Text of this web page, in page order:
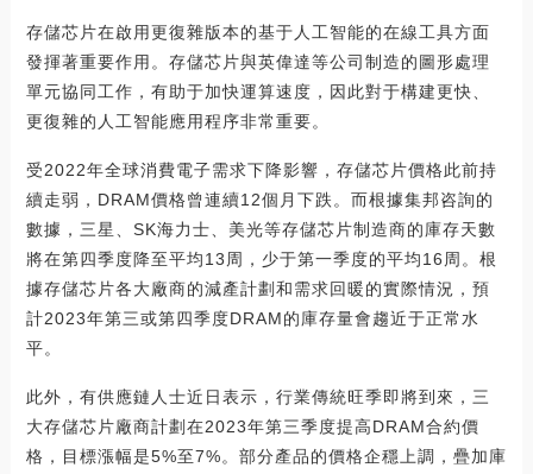
存儲芯片在啟用更復雜版本的基于人工智能的在線工具方面
發揮著重要作用。存儲芯片與英偉達等公司制造的圖形處理
單元協同工作，有助于加快運算速度，因此對于構建更快、
更復雜的人工智能應用程序非常重要。
受2022年全球消費電子需求下降影響，存儲芯片價格此前持
續走弱，DRAM價格曾連續12個月下跌。而根據集邦咨詢的
數據，三星、SK海力士、美光等存儲芯片制造商的庫存天數
將在第四季度降至平均13周，少于第一季度的平均16周。根
據存儲芯片各大廠商的減產計劃和需求回暖的實際情況，預
計2023年第三或第四季度DRAM的庫存量會趨近于正常水
平。
此外，有供應鏈人士近日表示，行業傳統旺季即將到來，三
大存儲芯片廠商計劃在2023年第三季度提高DRAM合約價
格，目標漲幅是5%至7%。部分產品的價格企穩上調，疊加庫